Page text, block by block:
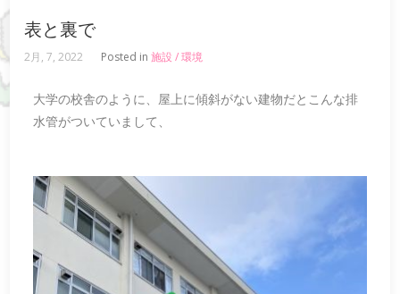
表と裏で
2月, 7, 2022 Posted in施設 / 環境
大学の校舎のように、屋上に傾斜がない建物だとこんな排
水管がついていまして、